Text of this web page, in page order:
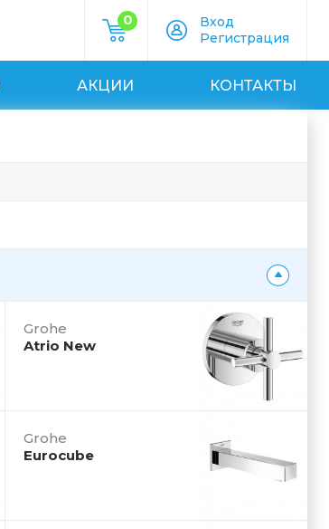
0
Вход
Регистрация
АКЦИИ КОНТАКТЫ
Grohe
Atrio New
Grohe
Eurocube